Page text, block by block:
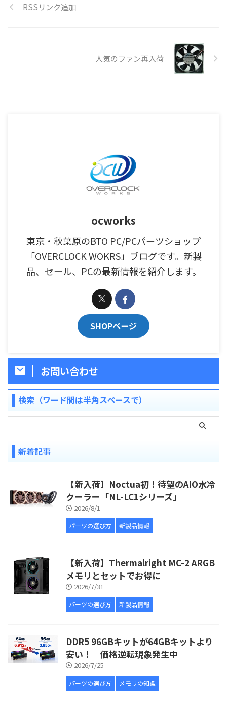
RSSリンク追加
人気のファン再入荷
ocworks
東京・秋葉原のBTO PC/PCパーツショップ
「OVERCLOCK WOKRS」ブログです。新製
品、セール、PCの最新情報を紹介します。
SHOPページ
お問い合わせ
検索（ワード間は半角スペースで）
新着記事
【新入荷】Noctua初！待望のAIO水冷
クーラー「NL-LC1シリーズ」
2026/8/1
パーツの選び方 新製品情報
【新入荷】Thermalright MC-2 ARGB
メモリとセットでお得に
2026/7/31
パーツの選び方 新製品情報
DDR5 96GBキットが64GBキットより
安い！ 価格逆転現象発生中
2026/7/25
パーツの選び方 メモリの知識